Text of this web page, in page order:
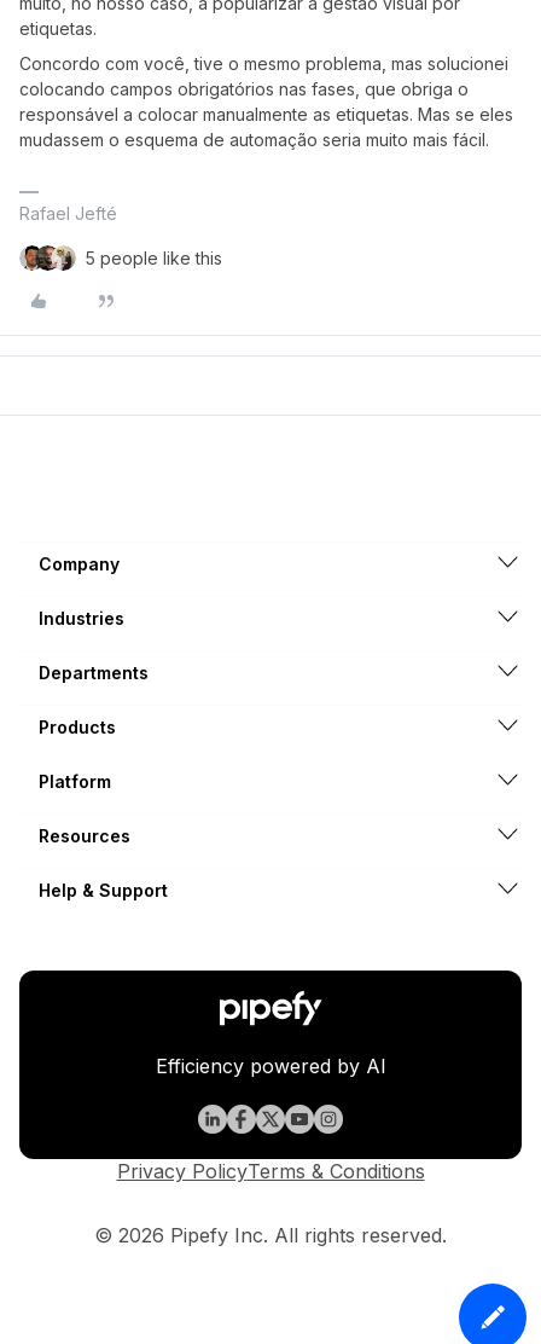
etiquetas.
Concordo com você, tive o mesmo problema, mas solucionei
colocando campos obrigatórios nas fases, que obriga o
responsável a colocar manualmente as etiquetas. Mas se eles
mudassem o esquema de automação seria muito mais fácil.
Rafael Jefté
5 people like this
Company
Industries
Departments
Products
Platform
Resources
Help & Support
Efficiency powered by AI
© 2026 Pipefy Inc. All rights reserved.
Privacy PolicyTerms & Conditions